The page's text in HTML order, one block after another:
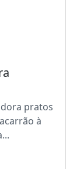
pratos
à